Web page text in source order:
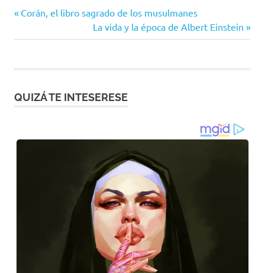
Navegación
de
Entrada
Corán, el libro sagrado de los musulmanes
Siguiente
entrada:
La vida y la época de Albert Einstein
QUIZÁ TE INTESERESE